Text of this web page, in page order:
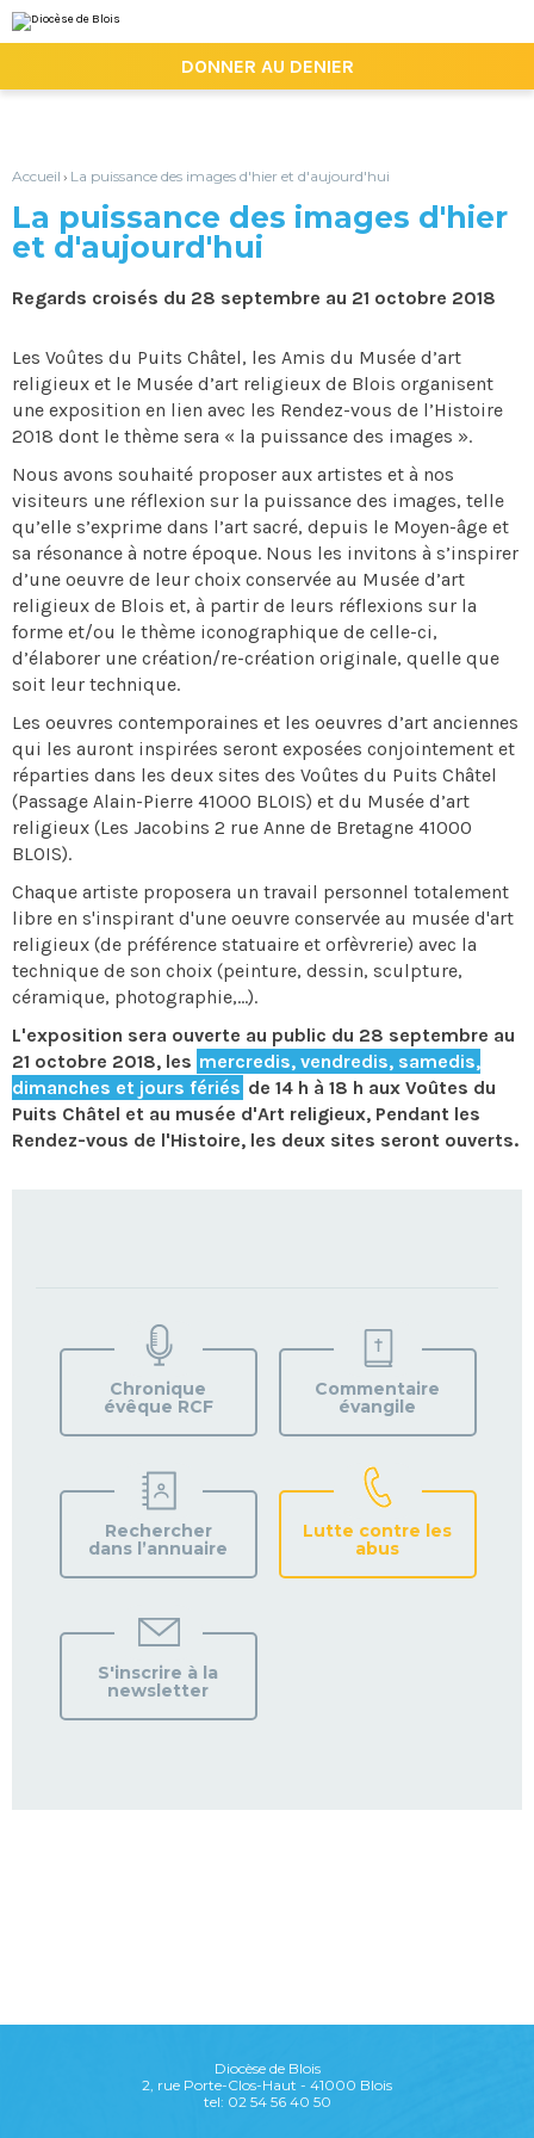
au
contenu.
la
personnels
DONNER AU DENIER
Accueil › La puissance des images d'hier et d'aujourd'hui
La puissance des images d'hier
et d'aujourd'hui
Regards croisés du 28 septembre au 21 octobre 2018
Les Voûtes du Puits Châtel, les Amis du Musée d’art
religieux et le Musée d’art religieux de Blois organisent
une exposition en lien avec les Rendez-vous de l’Histoire
2018 dont le thème sera « la puissance des images ».
Nous avons souhaité proposer aux artistes et à nos
visiteurs une réflexion sur la puissance des images, telle
qu’elle s’exprime dans l’art sacré, depuis le Moyen-âge et
sa résonance à notre époque. Nous les invitons à s’inspirer
d’une oeuvre de leur choix conservée au Musée d’art
religieux de Blois et, à partir de leurs réflexions sur la
forme et/ou le thème iconographique de celle-ci,
d’élaborer une création/re-création originale, quelle que
soit leur technique.
Les oeuvres contemporaines et les oeuvres d’art anciennes
qui les auront inspirées seront exposées conjointement et
réparties dans les deux sites des Voûtes du Puits Châtel
(Passage Alain-Pierre 41000 BLOIS) et du Musée d’art
religieux (Les Jacobins 2 rue Anne de Bretagne 41000
BLOIS).
Chaque artiste proposera un travail personnel totalement
libre en s'inspirant d'une oeuvre conservée au musée d'art
religieux (de préférence statuaire et orfèvrerie) avec la
technique de son choix (peinture, dessin, sculpture,
céramique, photographie,...).
L'exposition sera ouverte au public du 28 septembre au
21 octobre 2018, les mercredis, vendredis, samedis,
dimanches et jours fériés de 14 h à 18 h aux Voûtes du
Puits Châtel et au musée d'Art religieux, Pendant les
Rendez-vous de l'Histoire, les deux sites seront ouverts.
VOTRE
PAROISSE
Chronique
évêque RCF
Commentaire
évangile
Rechercher
dans l’annuaire
Lutte contre les
abus
S'inscrire à la
newsletter
Diocèse de Blois
2, rue Porte-Clos-Haut - 41000 Blois
tel: 02 54 56 40 50